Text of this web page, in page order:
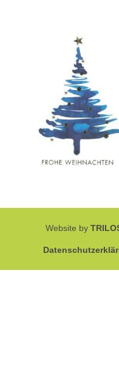
Website by